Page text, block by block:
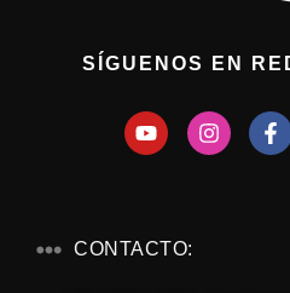
SÍGUENOS EN
CONTACTO: